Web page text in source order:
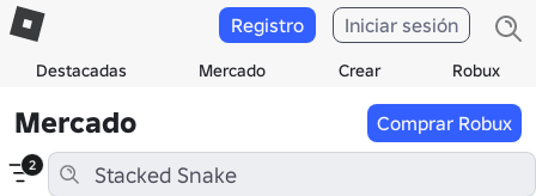
Destacadas Mercado Crear Robux
Registro Iniciar sesión
Mercado Comprar Robux
2